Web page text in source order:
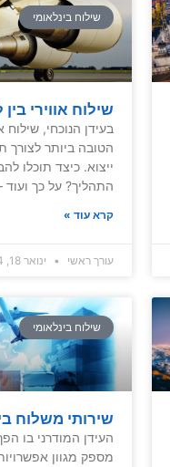
שילוח בינלאומי
שילוח אווירי בין
בעידן הנוכחי,
הטובה ביותר לצורך
ייצוא. כיצד תוכלו
התהליך? על כך ועוד
קרא עוד »
עורך ראשי ינואר 18, 2024
שילוח בינלאומי
שירותי משלוח
העידן המודרני בו
מספק מגוון